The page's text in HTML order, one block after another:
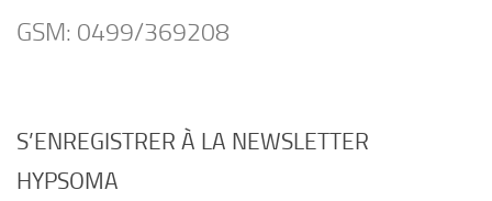
GSM: 0499/369208
S’ENREGISTRER À LA NEWSLETTER
HYPSOMA